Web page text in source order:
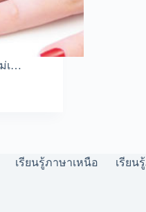
เ…
เรียนรู้ภาษาเหนือ เรียน